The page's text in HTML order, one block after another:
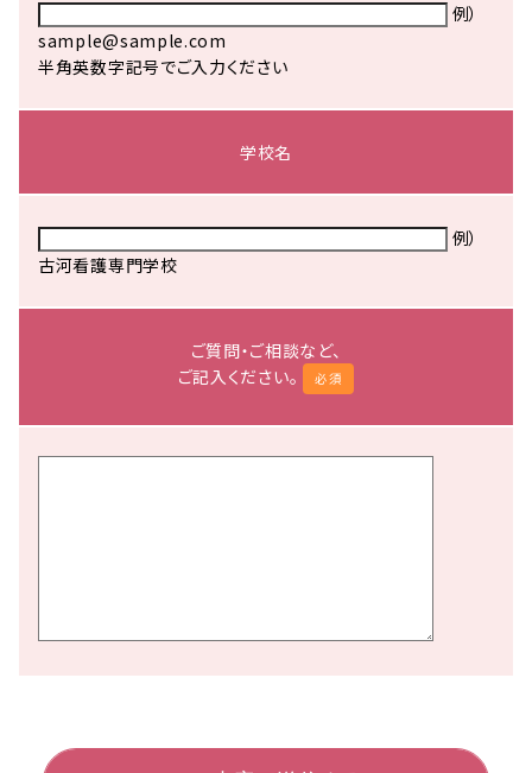
例）
sample@sample.com
半角英数字記号でご入力ください
学校名
例）
古河看護専門学校
ご質問・ご相談など、
ご記入ください。
必須